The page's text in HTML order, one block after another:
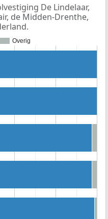
De Lindelaar,
de Midden-Drenthe,
Overig